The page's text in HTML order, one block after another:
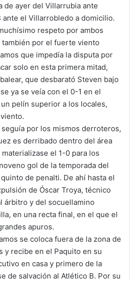
de ayer del Villarrubia ante
ante el Villarrobledo a domicilio.
respeto por ambos
por el fuerte viento
que impedía la disputa por
solo en esta primera mitad,
que desbarató Steven bajo
ya se veía con el 0-1 en el
pelín superior a los locales,
por los mismos derroteros,
es derribado dentro del área
el 1-0 para los
gol de la temporada del
de penalti. De ahí hasta el
de Óscar Troya, técnico
árbitro y del socuellamino
en una recta final, en el que el
apuros.
se coloca fuera de la zona de
y recibe en el Paquito en su
en casa y primero de la
de salvación al Atlético B. Por su